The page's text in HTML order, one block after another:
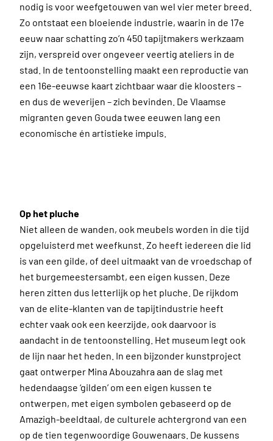
nodig is voor weefgetouwen van wel vier meter breed.
Zo ontstaat een bloeiende industrie, waarin in de 17e
eeuw naar schatting zo’n 450 tapijtmakers werkzaam
zijn, verspreid over ongeveer veertig ateliers in de
stad. In de tentoonstelling maakt een reproductie van
een 16e-eeuwse kaart zichtbaar waar die kloosters –
en dus de weverijen – zich bevinden. De Vlaamse
migranten geven Gouda twee eeuwen lang een
economische én artistieke impuls.
Op het pluche
Niet alleen de wanden, ook meubels worden in die tijd
opgeluisterd met weefkunst. Zo heeft iedereen die lid
is van een gilde, of deel uitmaakt van de vroedschap of
het burgemeestersambt, een eigen kussen. Deze
heren zitten dus letterlijk op het pluche. De rijkdom
van de elite-klanten van de tapijtindustrie heeft
echter vaak ook een keerzijde, ook daarvoor is
aandacht in de tentoonstelling. Het museum legt ook
de lijn naar het heden. In een bijzonder kunstproject
gaat ontwerper Mina Abouzahra aan de slag met
hedendaagse ‘gilden’ om een eigen kussen te
ontwerpen, met eigen symbolen gebaseerd op de
Amazigh-beeldtaal, de culturele achtergrond van een
op de tien tegenwoordige Gouwenaars. De kussens